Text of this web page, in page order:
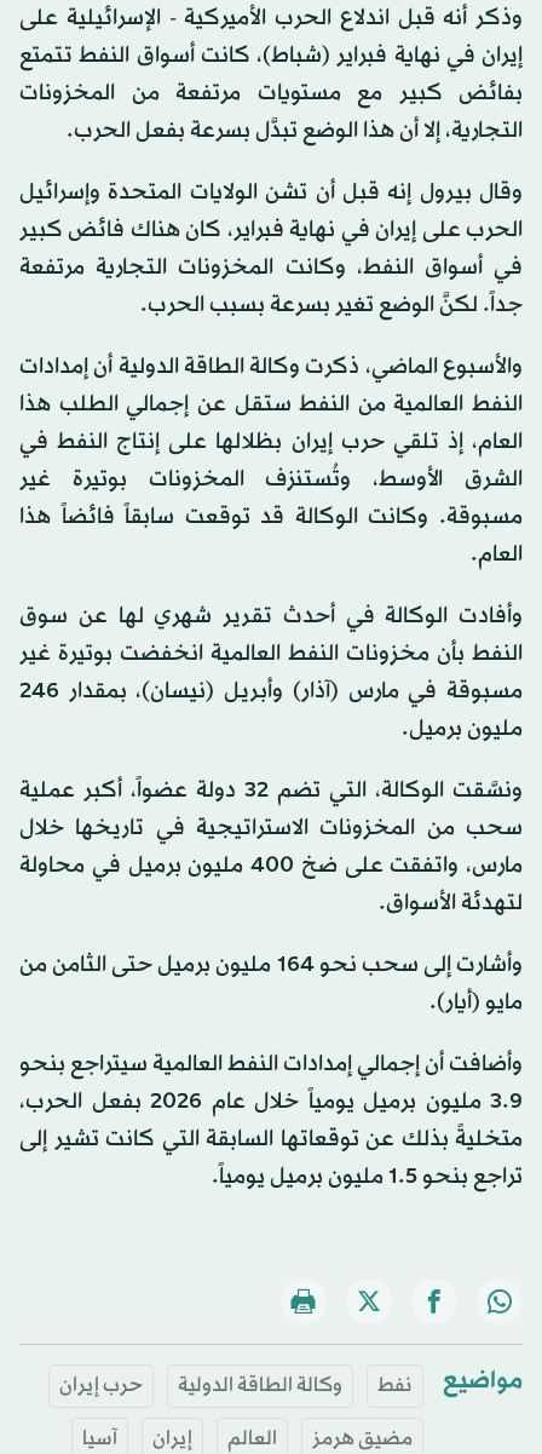
وذكر أنه قبل اندلاع الحرب الأميركية - الإسرائيلية على
إيران في نهاية فبراير (شباط)، كانت أسواق النفط تتمتع
بفائض كبير مع مستويات مرتفعة من المخزونات
التجارية، إلا أن هذا الوضع تبدَّل بسرعة بفعل الحرب.
وقال بيرول إنه قبل أن تشن الولايات المتحدة وإسرائيل
الحرب على إيران في نهاية فبراير، كان هناك فائض كبير
في أسواق النفط، وكانت المخزونات التجارية مرتفعة
جداً. لكنَّ الوضع تغير بسرعة بسبب الحرب.
والأسبوع الماضي، ذكرت وكالة الطاقة الدولية أن إمدادات
النفط العالمية من النفط ستقل عن إجمالي الطلب هذا
العام، إذ تلقي حرب إيران بظلالها على إنتاج النفط في
الشرق الأوسط، وتُستنزف المخزونات بوتيرة غير
مسبوقة. وكانت الوكالة قد توقعت سابقاً فائضاً هذا
العام.
وأفادت الوكالة في أحدث تقرير شهري لها عن سوق
النفط بأن مخزونات النفط العالمية انخفضت بوتيرة غير
مسبوقة في مارس (آذار) وأبريل (نيسان)، بمقدار 246
مليون برميل.
ونسَّقت الوكالة، التي تضم 32 دولة عضواً، أكبر عملية
سحب من المخزونات الاستراتيجية في تاريخها خلال
مارس، واتفقت على ضخ 400 مليون برميل في محاولة
لتهدئة الأسواق.
وأشارت إلى سحب نحو 164 مليون برميل حتى الثامن من
مايو (أيار).
وأضافت أن إجمالي إمدادات النفط العالمية سيتراجع بنحو
3.9 مليون برميل يومياً خلال عام 2026 بفعل الحرب،
متخليةً بذلك عن توقعاتها السابقة التي كانت تشير إلى
تراجع بنحو 1.5 مليون برميل يومياً.
مواضيع نفط وكالة الطاقة الدولية
حرب إيران
مضيق هرمز
العالم إيران آسيا